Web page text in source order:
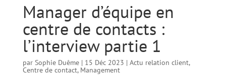
Manager d’équipe en
centre de contacts :
l’interview partie 1
par Sophie Duême| 15 Déc 2023 | Actu relation client,
Centre de contact, Management